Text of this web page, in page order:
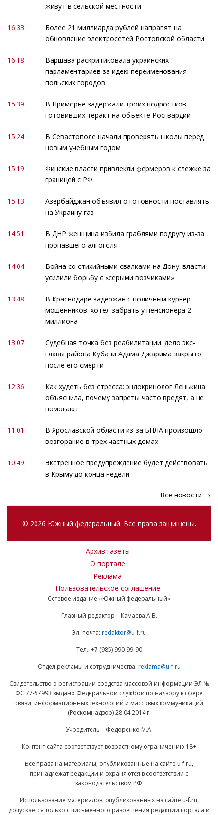
живут в сельской местности
16:33
Более 21 миллиарда рублей направят на
обновление электросетей Ростовской области
16:18
Варшава раскритиковала украинских
парламентариев за идею переименования
польских городов
15:39
В Приморье задержали троих подростков,
готовивших теракт на объекте Росгвардии
15:24
В Севастополе начали проверять школы перед
новым учебным годом
15:19
Финские власти привлекли фермеров к слежке за
границей с РФ
15:13
Азербайджан объявил о готовности поставлять
на Украину газ
14:51
В ДНР женщина избила граблями подругу из-за
пропавшего алгоголя
14:04
Война со стихийными свалками на Дону: власти
усилили борьбу с «серыми возчиками»
13:48
В Краснодаре задержан с поличным курьер
мошенников: хотел забрать у пенсионера 2
миллиона
13:07
Судебная точка без реабилитации: дело экс-
главы района Кубани Адама Джарима закрыто
после его смерти
12:36
Как худеть без стресса: эндокринолог Ленькина
объяснила, почему запреты часто вредят, а не
помогают
11:01
В Ярославской области из-за БПЛА произошло
возгорание в трех частных домах
10:49
Экстренное предупреждение будет действовать
в Крыму до конца недели
Все новости →
© 2026 Южный федеральный. Все права защищены.
Архив газеты
О портале
Реклама
Пользовательское соглашение
Сетевое издание «Южный федеральный»
Главный редактор – Камаева А.В.
Эл. почта: redaktor@u-f.ru
Тел.: +7 (985) 990-99-90
Отдел рекламы и сотрудничества: reklama@u-f.ru
Свидетельство о регистрации средства массовой информации ЭЛ №
ФС 77-57993 выдано Федеральной службой по надзору в сфере
связи, информационных технологий и массовых коммуникаций
(Роскомнадзор) 28.04.2014 г.
Учредитель – Федоренко М.А.
Контент сайта соответствует возрастному ограничению 18+
Все права на материалы, опубликованные на сайте u-f.ru,
принадлежат редакции и охраняются в соответствии с
законодательством РФ.
Использование материалов, опубликованных на сайте u-f.ru,
допускается только с письменного разрешения редакции портала и